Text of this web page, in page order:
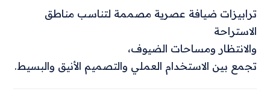
ترابيزات ضيافة عصرية مصممة لتناسب مناطق
الاستراحة
والانتظار ومساحات الضيوف،
تجمع بين الاستخدام العملي والتصميم الأنيق والبسيط.